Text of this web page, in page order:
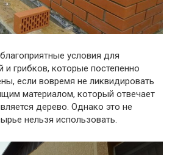
условия для
и грибков, которые постепенно
если вовремя не ликвидировать
материалом, который отвечает
дерево. Однако это не
нельзя использовать.